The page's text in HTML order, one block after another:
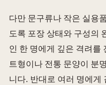
다만 문구류나 작은 실용
도록 포장 상태와 구성의
인 한 명에게 깊은 격려를
트형이나 전통 문양이 분
니다. 반대로 여러 명에게